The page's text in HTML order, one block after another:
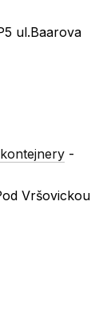
ul.Baarova
kontejnery -
Vršovickou